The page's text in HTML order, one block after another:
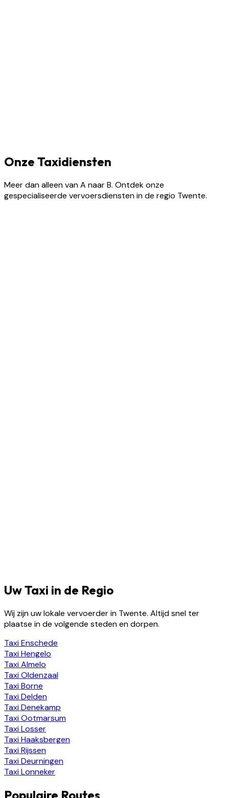
Onze Taxidiensten
Meer dan alleen van A naar B. Ontdek onze
gespecialiseerde vervoersdiensten in de regio Twente.
Uw Taxi in de Regio
Wij zijn uw lokale vervoerder in Twente. Altijd snel ter
plaatse in de volgende steden en dorpen.
TaxiEnschede
TaxiHengelo
TaxiAlmelo
TaxiOldenzaal
TaxiBorne
TaxiDelden
TaxiDenekamp
TaxiOotmarsum
TaxiLosser
TaxiHaaksbergen
TaxiRijssen
TaxiDeurningen
TaxiLonneker
Populaire Routes